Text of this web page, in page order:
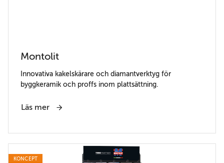
Montolit
Innovativa kakelskärare och diamantverktyg för
byggkeramik och proffs inom plattsättning.
Läs mer
KONCEPT